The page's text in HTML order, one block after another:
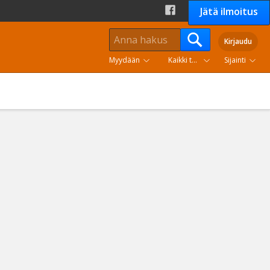
Jätä ilmoitus
Kirjaudu
Myydään
Kaikki tuoteryhmät Sijainti